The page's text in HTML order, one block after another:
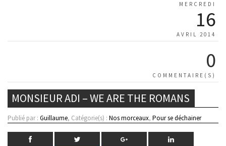
MERCREDI
16
AVRIL 2014
0
COMMENTAIRE(S)
MONSIEUR ADI – WE ARE THE ROMANS
Publié par : Guillaume, Catégorie(s) : Nos morceaux, Pour se déchainer